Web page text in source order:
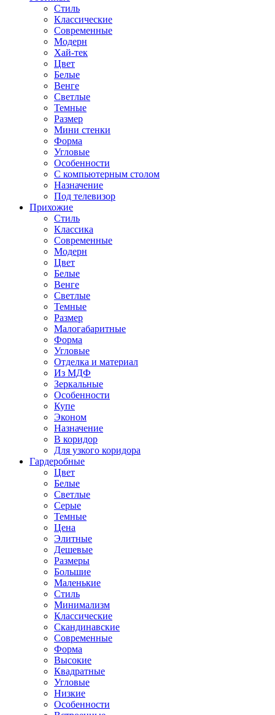
Стиль
Классические
Современные
Модерн
Хай-тек
Цвет
Белые
Венге
Светлые
Темные
Размер
Мини стенки
Форма
Угловые
Особенности
С компьютерным столом
Назначение
Под телевизор
Прихожие
Стиль
Классика
Современные
Модерн
Цвет
Белые
Венге
Светлые
Темные
Размер
Малогабаритные
Форма
Угловые
Отделка и материал
Из МДФ
Зеркальные
Особенности
Купе
Эконом
Назначение
В коридор
Для узкого коридора
Гардеробные
Цвет
Белые
Светлые
Серые
Темные
Цена
Элитные
Дешевые
Размеры
Большие
Маленькие
Стиль
Минимализм
Классические
Скандинавские
Современные
Форма
Высокие
Квадратные
Угловые
Низкие
Особенности